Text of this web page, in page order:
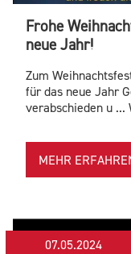
Frohe
neue Jahr!
Zum
für das neue Jahr
verabschieden u ...
MEHR
07.05.2024